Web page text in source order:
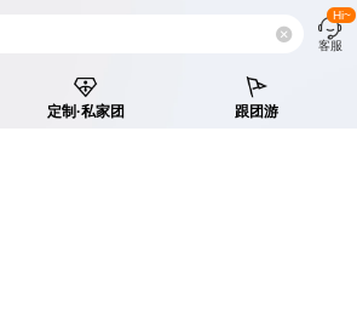
客服
Hi~
定制·私家团 跟团游